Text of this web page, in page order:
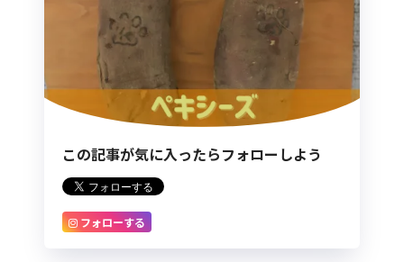
この記事が気に入ったらフォローしよう
フォローする